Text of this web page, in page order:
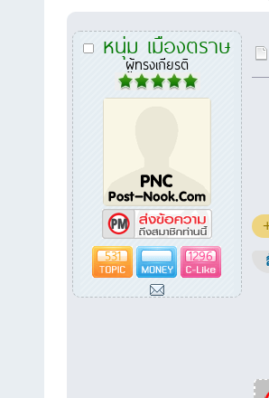
หนุ่ม เมืองตราษ
ผู้ทรงเกียรติ
531 1296